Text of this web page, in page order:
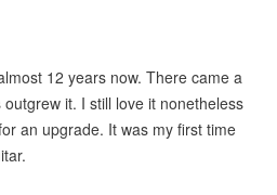
12 years now. There came a
it. I still love it nonetheless
an upgrade. It was my first time